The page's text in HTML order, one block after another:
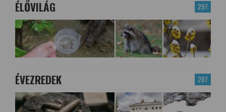
297
ÉLŐVILÁG
207
ÉVEZREDEK